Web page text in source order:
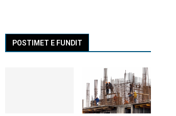
POSTIMET E FUNDIT